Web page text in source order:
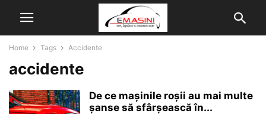
Home Tags Accidente
accidente
De ce mașinile roșii au mai multe
șanse să sfârșească în...